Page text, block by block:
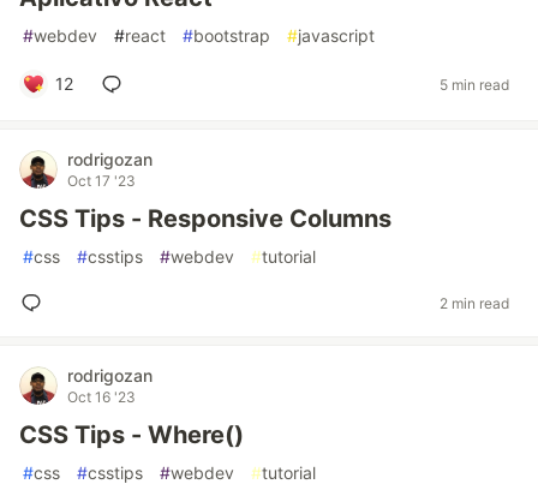
#webdev #react #bootstrap #javascript
12 5 min read
rodrigozan
Oct 17 '23
CSS Tips - Responsive Columns
#css #csstips #webdev #tutorial
2 min read
rodrigozan
Oct 16 '23
CSS Tips - Where()
#css #csstips #webdev #tutorial